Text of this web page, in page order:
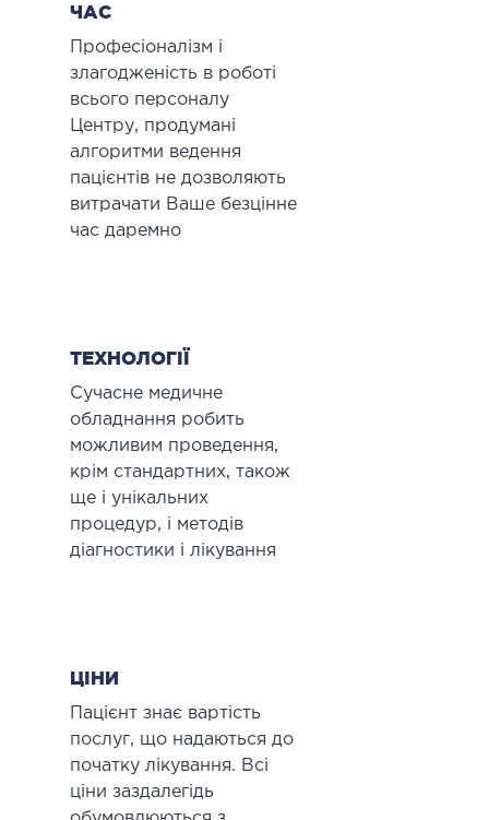
опорно-рухового апарату
(травматологічний пункт)
оперативних втручань
ТА ЕКСТРАКЦІЙНА
послуги
ЧАС
Професіоналізм і
злагодженість в роботі
всього персоналу
Центру, продумані
алгоритми ведення
пацієнтів не дозволяють
витрачати Ваше безцінне
час даремно
ТЕХНОЛОГІЇ
Сучасне медичне
обладнання робить
можливим проведення,
крім стандартних, також
ще і унікальних
процедур, і методів
діагностики і лікування
ЦІНИ
Пацієнт знає вартість
послуг, що надаються до
початку лікування. Всі
ціни заздалегідь